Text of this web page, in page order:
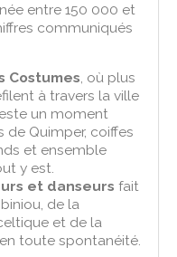
entre 150 000 et
communiqués
Costumes, où plus
à travers la ville
un moment
de Quimper, coiffes
et ensemble
y est.
et danseurs fait
de la
et de la
toute spontanéité.